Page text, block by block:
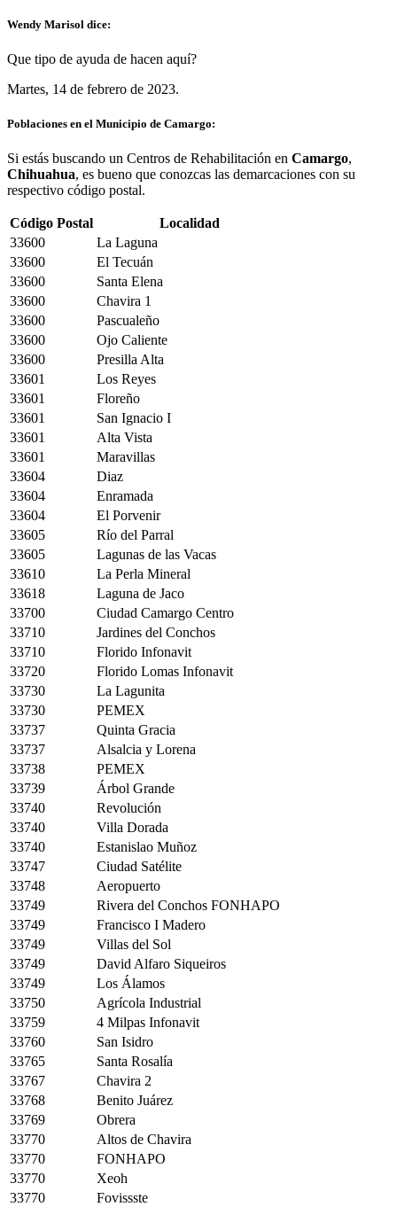
Wendy Marisol dice:
Que tipo de ayuda de hacen aquí?
Martes, 14 de febrero de 2023.
Poblaciones en el Municipio de Camargo:
Si estás buscando un Centros de Rehabilitación en Camargo,
Chihuahua, es bueno que conozcas las demarcaciones con su
respectivo código postal.
Código Postal
Localidad
33600
La Laguna
33600
El Tecuán
33600
Santa Elena
33600
Chavira 1
33600
Pascualeño
33600
Ojo Caliente
33600
Presilla Alta
33601
Los Reyes
33601
Floreño
33601
San Ignacio I
33601
Alta Vista
33601
Maravillas
33604
Diaz
33604
Enramada
33604
El Porvenir
33605
Río del Parral
33605
Lagunas de las Vacas
33610
La Perla Mineral
33618
Laguna de Jaco
33700
Ciudad Camargo Centro
33710
Jardines del Conchos
33710
Florido Infonavit
33720
Florido Lomas Infonavit
33730
La Lagunita
33730
PEMEX
33737
Quinta Gracia
33737
Alsalcia y Lorena
33738
PEMEX
33739
Árbol Grande
33740
Revolución
33740
Villa Dorada
33740
Estanislao Muñoz
33747
Ciudad Satélite
33748
Aeropuerto
33749
Rivera del Conchos FONHAPO
33749
Francisco I Madero
33749
Villas del Sol
33749
David Alfaro Siqueiros
33749
Los Álamos
33750
Agrícola Industrial
33759
4 Milpas Infonavit
33760
San Isidro
33765
Santa Rosalía
33767
Chavira 2
33768
Benito Juárez
33769
Obrera
33770
Altos de Chavira
33770
FONHAPO
33770
Xeoh
33770
Fovissste